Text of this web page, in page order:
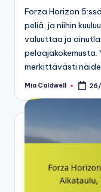
Forza Horizon
peliä, ja niihin
valuuttaa ja
merkittävästi
Posted
Mia Caldwell